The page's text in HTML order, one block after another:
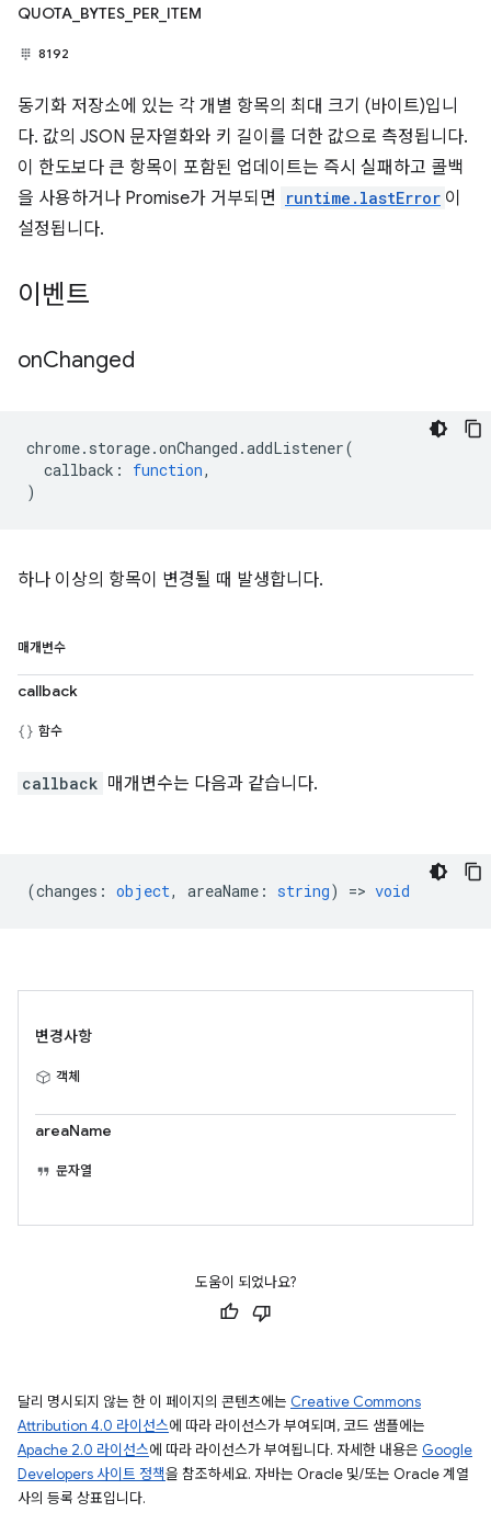
QUOTA_BYTES_PER_ITEM
8192
동기화 저장소에 있는 각 개별 항목의 최대 크기 (바이트)입니
다. 값의 JSON 문자열화와 키 길이를 더한 값으로 측정됩니다.
이 한도보다 큰 항목이 포함된 업데이트는 즉시 실패하고 콜백
을 사용하거나 Promise가 거부되면
runtime.lastError 이
설정됩니다.
이벤트
onChanged
chrome. storage.onChanged .addListener(
callback : function,
)
하나 이상의 항목이 변경될 때 발생합니다.
매개변수
callback
함수
callback 매개변수는 다음과 같습니다.
(changes : object, areaName : string) => void
변경사항
객체
areaName
문자열
도움이 되었나요?
달리 명시되지 않는 한 이 페이지의 콘텐츠에는 Creative Commons
Attribution 4.0 라이선스에 따라 라이선스가 부여되며, 코드 샘플에는
Apache 2.0 라이선스에 따라 라이선스가 부여됩니다. 자세한 내용은 Google
Developers 사이트 정책을 참조하세요. 자바는 Oracle 및/또는 Oracle 계열
사의 등록 상표입니다.